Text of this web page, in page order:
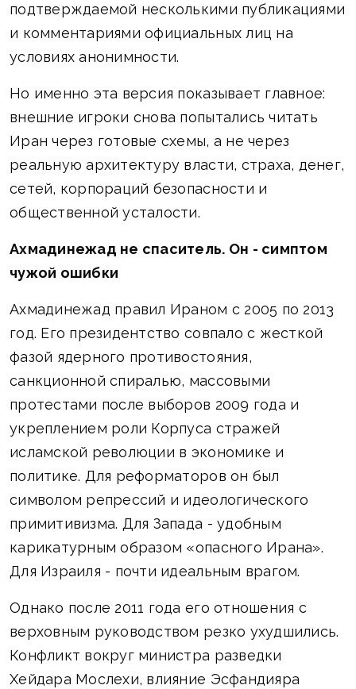
подтверждаемой несколькими публикациями
и комментариями официальных лиц на
условиях анонимности.
Но именно эта версия показывает главное:
внешние игроки снова попытались читать
Иран через готовые схемы, а не через
реальную архитектуру власти, страха, денег,
сетей, корпораций безопасности и
общественной усталости.
Ахмадинежад не спаситель. Он - симптом
чужой ошибки
Ахмадинежад правил Ираном с 2005 по 2013
год. Его президентство совпало с жесткой
фазой ядерного противостояния,
санкционной спиралью, массовыми
протестами после выборов 2009 года и
укреплением роли Корпуса стражей
исламской революции в экономике и
политике. Для реформаторов он был
символом репрессий и идеологического
примитивизма. Для Запада - удобным
карикатурным образом «опасного Ирана».
Для Израиля - почти идеальным врагом.
Однако после 2011 года его отношения с
верховным руководством резко ухудшились.
Конфликт вокруг министра разведки
Хейдара Мослехи, влияние Эсфандияра